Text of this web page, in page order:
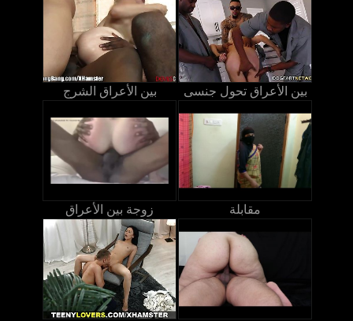
بين الأعراق الشرج بين الأعراق تحول جنسى
زوجة بين الأعراق مقابلة